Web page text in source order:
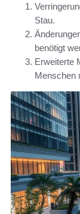
Stau.
benötigt
Erweiterte
Menschen